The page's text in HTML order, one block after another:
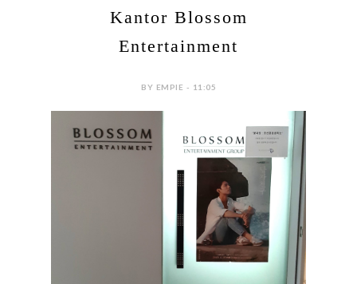
Kantor Blossom
Entertainment
BY EMPIE - 11:05